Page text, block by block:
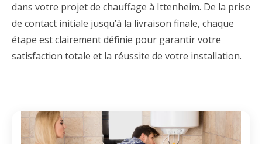
dans votre projet de chauffage à Ittenheim. De la prise
de contact initiale jusqu’à la livraison finale, chaque
étape est clairement définie pour garantir votre
satisfaction totale et la réussite de votre installation.